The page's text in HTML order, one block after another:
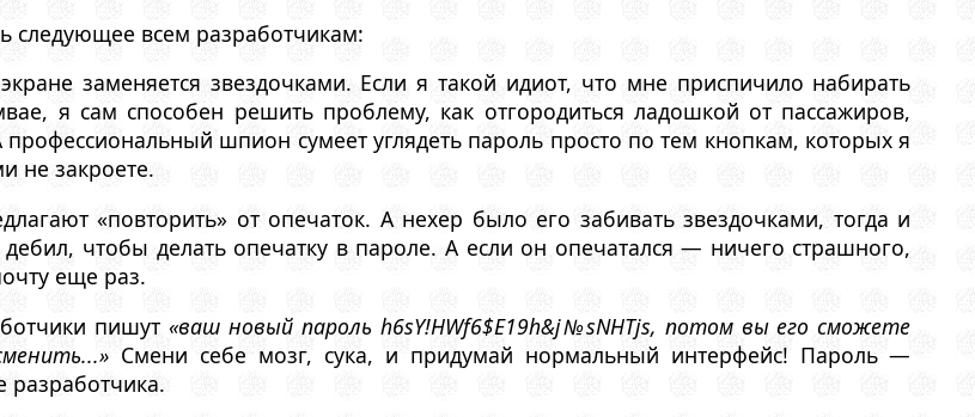
следующее всем разработчикам:
заменяется звездочками. Если я такой идиот, что мне приспичило набирать
я сам способен решить проблему, как отгородиться ладошкой от пассажиров,
шпион сумеет углядеть пароль просто по тем кнопкам, которых я
не закроете.
«повторить» от опечаток. А нехер было его забивать звездочками, тогда и
чтобы делать опечатку в пароле. А если он опечатался — ничего страшного,
еще раз.
пишут«ваш новый пароль h6sY!HWf6$E19h&j№sNHTjs, потом вы его сможете
Смени себе мозг, сука, и придумай нормальный интерфейс! Пароль —
разработчика.